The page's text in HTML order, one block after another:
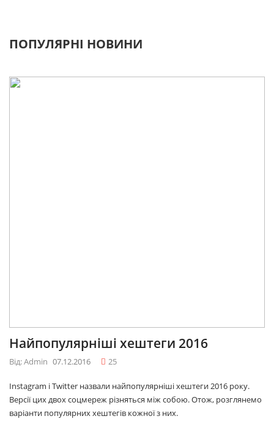
ПОПУЛЯРНІ НОВИНИ
Найпопулярніші хештеги 2016
Від: Admin 07.12.2016 25
Instagram і Twitter назвали найпопулярніші хештеги 2016 року.
Версії цих двох соцмереж різняться між собою. Отож, розглянемо
варіанти популярних хештегів кожної з них.